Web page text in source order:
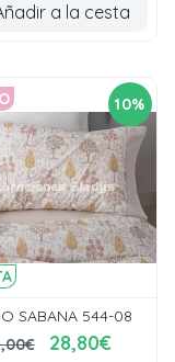
a la cesta
10%
SABANA 544-08
28,80€